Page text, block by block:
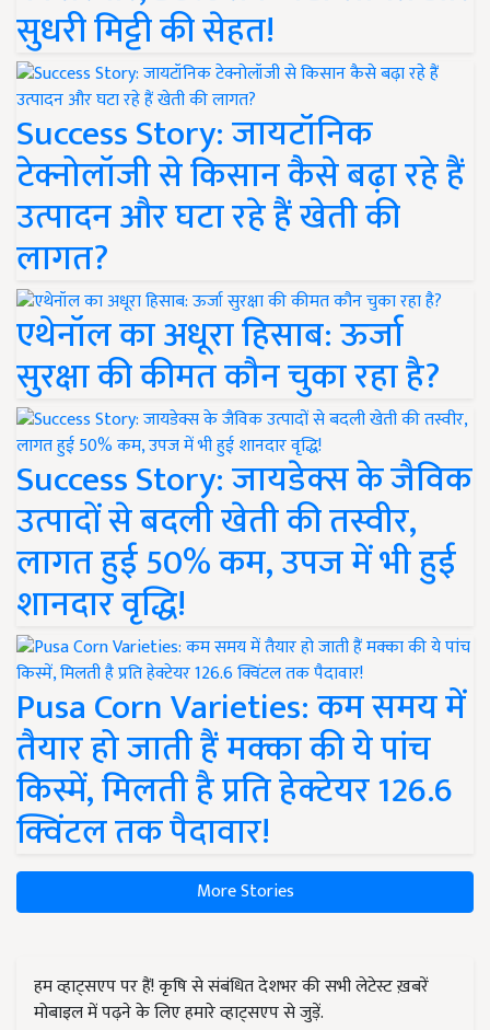
सुधरी मिट्टी की सेहत!
Success Story: जायटॉनिक
टेक्नोलॉजी से किसान कैसे बढ़ा रहे हैं
उत्पादन और घटा रहे हैं खेती की
लागत?
एथेनॉल का अधूरा हिसाब: ऊर्जा
सुरक्षा की कीमत कौन चुका रहा है?
Success Story: जायडेक्स के जैविक
उत्पादों से बदली खेती की तस्वीर,
लागत हुई 50% कम, उपज में भी हुई
शानदार वृद्धि!
Pusa Corn Varieties: कम समय में
तैयार हो जाती हैं मक्का की ये पांच
किस्में, मिलती है प्रति हेक्टेयर 126.6
क्विंटल तक पैदावार!
More Stories
हम व्हाट्सएप पर हैं! कृषि से संबंधित देशभर की सभी लेटेस्ट ख़बरें
मोबाइल में पढ़ने के लिए हमारे व्हाट्सएप से जुड़ें.